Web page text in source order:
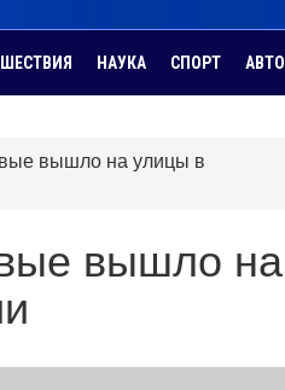
НАУКА СПОРТ АВТО
вышло на улицы в
вышло на